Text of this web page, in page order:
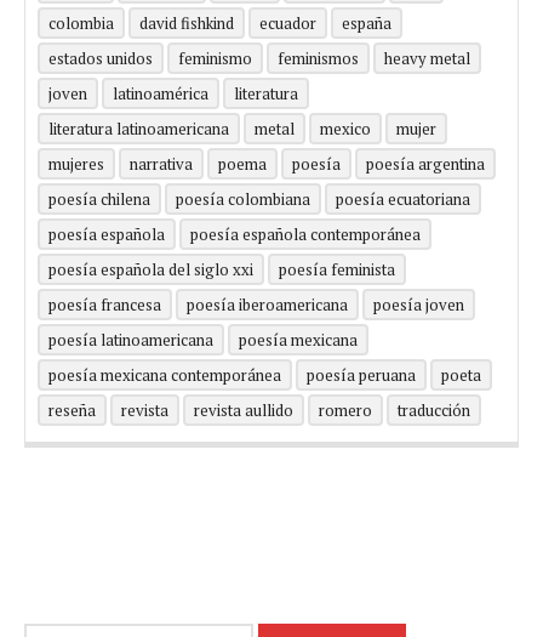
colombia
david fishkind ecuador
españa
estados unidos
feminismo feminismos
heavy metal
joven
latinoamérica
literatura
literatura latinoamericana
metal mexico
mujer
mujeres
narrativa poema poesía
poesía argentina
poesía chilena
poesía colombiana
poesía ecuatoriana
poesía española
poesía española contemporánea
poesía española del siglo xxi
poesía feminista
poesía francesa
poesía iberoamericana
poesía joven
poesía latinoamericana
poesía mexicana
poesía mexicana contemporánea
poesía peruana
poeta
reseña
revista revista aullido romero traducción